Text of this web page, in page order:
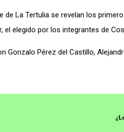
de La Tertulia se revelan los
el elegido por los integrantes de
Gonzalo Pérez del Castillo,